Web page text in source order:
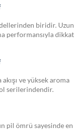
biridir. Uzun
performansıyla dikkat
ve yüksek aroma
serilerindendir.
pil ömrü sayesinde en